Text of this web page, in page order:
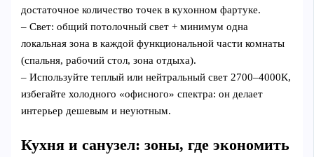
достаточное количество точек в кухонном фартуке.
– Свет: общий потолочный свет + минимум одна
локальная зона в каждой функциональной части комнаты
(спальня, рабочий стол, зона отдыха).
– Используйте теплый или нейтральный свет 2700–4000К,
избегайте холодного «офисного» спектра: он делает
интерьер дешевым и неуютным.
Кухня и санузел: зоны, где экономить